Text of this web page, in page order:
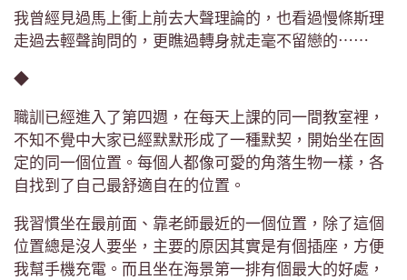
我曾經見過馬上衝上前去大聲理論的，也看過慢條斯理
走過去輕聲詢問的，更瞧過轉身就走毫不留戀的⋯⋯
◆
職訓已經進入了第四週，在每天上課的同一間教室裡，
不知不覺中大家已經默默形成了一種默契，開始坐在固
定的同一個位置。每個人都像可愛的角落生物一樣，各
自找到了自己最舒適自在的位置。
我習慣坐在最前面、靠老師最近的一個位置，除了這個
位置總是沒人要坐，主要的原因其實是有個插座，方便
我幫手機充電。而且坐在海景第一排有個最大的好處，